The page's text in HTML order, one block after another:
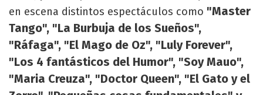
en escena distintos espectáculos como "Master
Tango", "La Burbuja de los Sueños",
"Ráfaga", "El Mago de Oz", "Luly Forever",
"Los 4 fantásticos del Humor", "Soy Mauo",
"Maria Creuza", "Doctor Queen", "El Gato y el